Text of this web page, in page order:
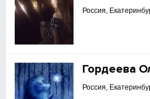
Россия,
Гордеева
Россия,